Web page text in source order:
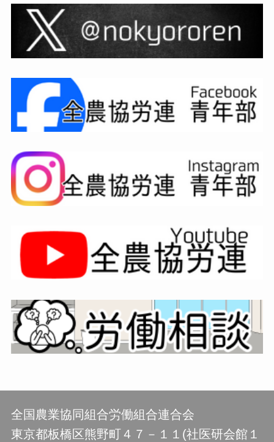
全国農業協同組合労働組合連合会
東京都板橋区熊野町４７－１１(社医研会館１